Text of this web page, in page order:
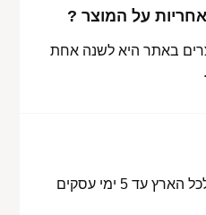
על המוצר ?
באתר היא לשנה אחת
משלוח חינם בדואר רשום לכל הארץ עד 5 ימי עסקים